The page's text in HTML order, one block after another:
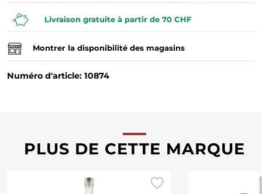
Livraison gratuite à partir de 70 CHF
Montrer la disponibilité des magasins
Numéro d'article: 10874
PLUS DE CETTE MARQUE